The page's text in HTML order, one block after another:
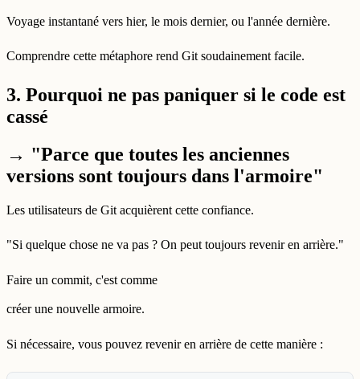
Voyage instantané vers hier, le mois dernier, ou l'année dernière.
Comprendre cette métaphore rend Git soudainement facile.
3. Pourquoi ne pas paniquer si le code est
cassé
→ "Parce que toutes les anciennes
versions sont toujours dans l'armoire"
Les utilisateurs de Git acquièrent cette confiance.
"Si quelque chose ne va pas ? On peut toujours revenir en arrière."
Faire un commit, c'est comme
créer une nouvelle armoire.
Si nécessaire, vous pouvez revenir en arrière de cette manière :